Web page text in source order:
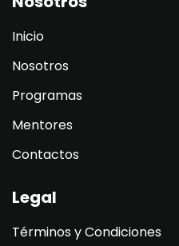
Inicio
Nosotros
Programas
Mentores
Contactos
Legal
Términos y Condiciones